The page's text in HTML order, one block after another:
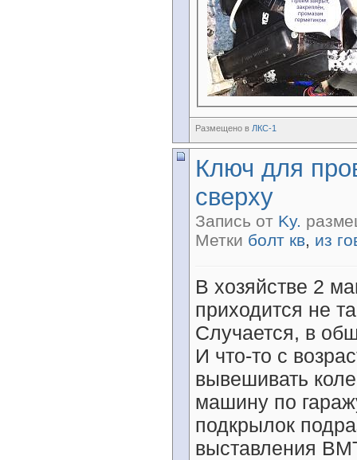
Размещено в ЛКС-1
Ключ для
сверху
Запись от Ky.
Метки болт кв, из
В хозяйстве 2
приходится не
Случается, в
И что-то с
вывешивать
машину по
подкрылок
выставления